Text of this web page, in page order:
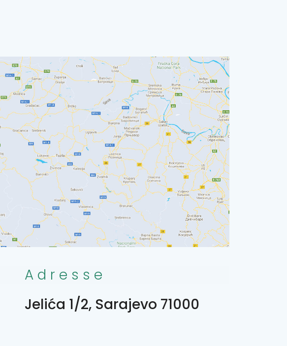
Adresse
Jelića 1/2, Sarajevo 71000